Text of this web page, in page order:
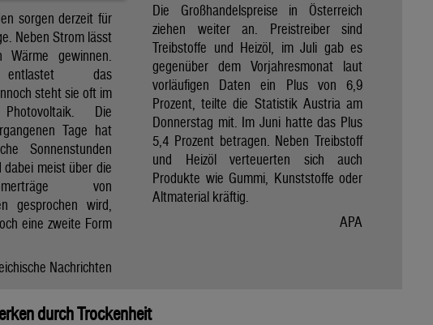
sorgen derzeit für
Neben Strom lässt
gewinnen.
entlastet das
steht sie oft im
Die
Tage hat
Sonnenstunden
dabei meist über die
von
gesprochen wird,
eine zweite Form
Nachrichten
Die Großhandelspreise in Österreich
ziehen weiter an. Preistreiber sind
Treibstoffe und Heizöl, im Juli gab es
gegenüber dem Vorjahresmonat laut
vorläufigen Daten ein Plus von 6,9
Prozent, teilte die Statistik Austria am
Donnerstag mit. Im Juni hatte das Plus
5,4 Prozent betragen. Neben Treibstoff
und Heizöl verteuerten sich auch
Produkte wie Gummi, Kunststoffe oder
Altmaterial kräftig.
APA
durch Trockenheit